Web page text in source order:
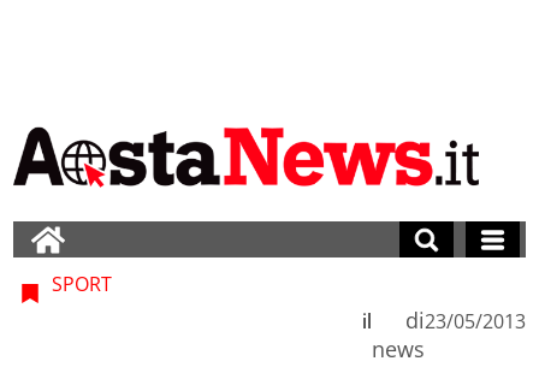
SPORT
di
news
il 23/05/2013